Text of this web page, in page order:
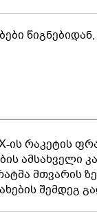
ის რაკეტის
ამსახველი
მთვარის
შემდეგ